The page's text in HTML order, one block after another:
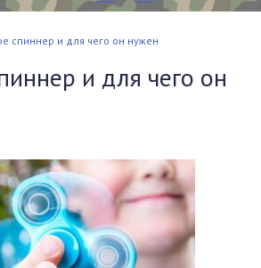
спиннер и для чего он нужен
и для чего он